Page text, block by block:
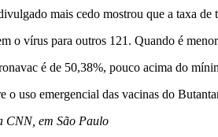
mais cedo mostrou que a taxa de
o vírus para outros 121. Quando é
é de 50,38%, pouco acima do
uso emergencial das vacinas do
CNN, em São Paulo